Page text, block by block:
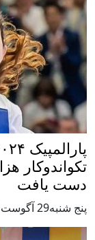
پارالمپیک ۲۰۲۴
هزاره تیم
,کابل